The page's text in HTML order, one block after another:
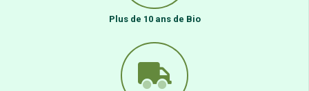
Plus de 10 ans de Bio